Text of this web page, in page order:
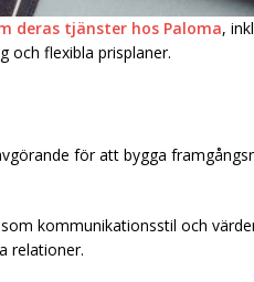
deras tjänster hos Paloma,
och flexibla prisplaner.
för att bygga
kommunikationsstil och
relationer.